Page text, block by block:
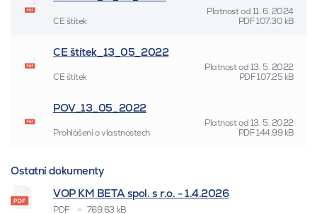
Platnost od11. 6. 2024
CE štítek
PDF107.30 kB
CE štítek_13_05_2022
Platnost od13. 5. 2022
CE štítek
PDF107.25 kB
POV_13_05_2022
Platnost od13. 5. 2022
Prohlášení o vlastnostech
PDF144.99 kB
Ostatní dokumenty
VOP KM BETA spol. s r.o. - 1.4.2026
PDF 769.63 kB